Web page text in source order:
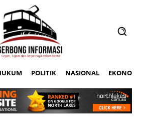
POLITIK NASIONAL EKONOMI